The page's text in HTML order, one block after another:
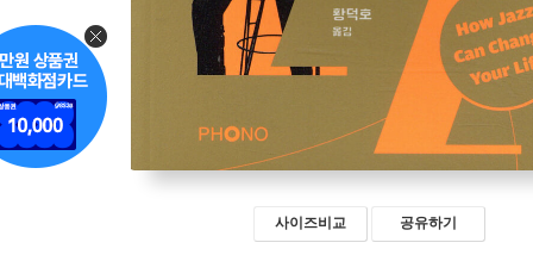
사이즈비교 공유하기